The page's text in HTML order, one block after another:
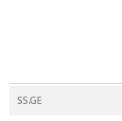
SS.GE